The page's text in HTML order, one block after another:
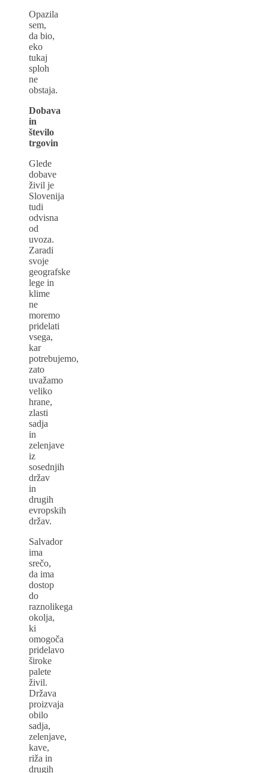
Opazila
sem,
da bio,
eko
tukaj
sploh
ne
obstaja.
Dobava
in
število
trgovin
Glede
dobave
živil je
Slovenija
tudi
odvisna
od
uvoza.
Zaradi
svoje
geografske
lege in
klime
ne
moremo
pridelati
vsega,
kar
potrebujemo,
zato
uvažamo
veliko
hrane,
zlasti
sadja
in
zelenjave
iz
sosednjih
držav
in
drugih
evropskih
držav.
Salvador
ima
srečo,
da ima
dostop
do
raznolikega
okolja,
ki
omogoča
pridelavo
široke
palete
živil.
Država
proizvaja
obilo
sadja,
zelenjave,
kave,
riža in
drugih